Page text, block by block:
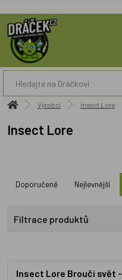
Výrobci Insect Lore
Insect Lore
Doporučené Nejlevnější
Filtrace produktů
Insect Lore Broučí svět -